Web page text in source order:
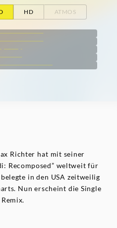
HD ATMOS
Richter hat mit seiner
Recomposed” weltweit für
in den USA zeitweilig
Nun erscheint die Single